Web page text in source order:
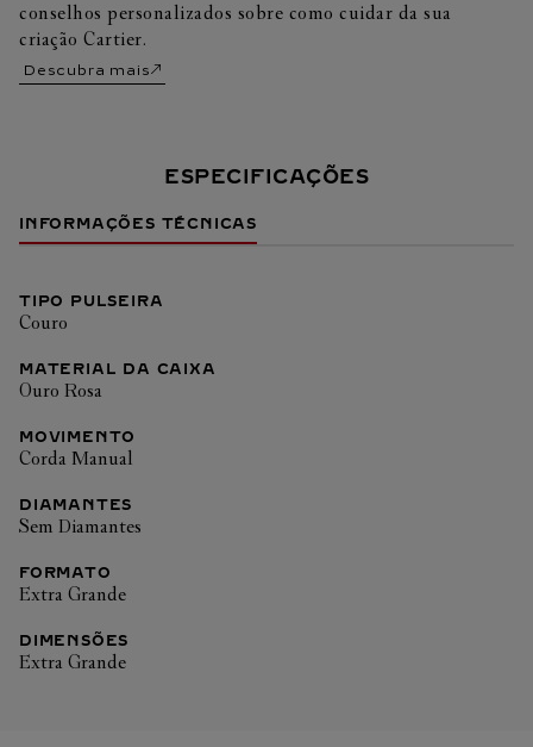
conselhos personalizados sobre como cuidar da sua
criação Cartier.
Descubra mais
ESPECIFICAÇÕES
INFORMAÇÕES TÉCNICAS
TIPO PULSEIRA
Couro
MATERIAL DA CAIXA
Ouro Rosa
MOVIMENTO
Corda Manual
DIAMANTES
Sem Diamantes
FORMATO
Extra Grande
DIMENSÕES
Extra Grande